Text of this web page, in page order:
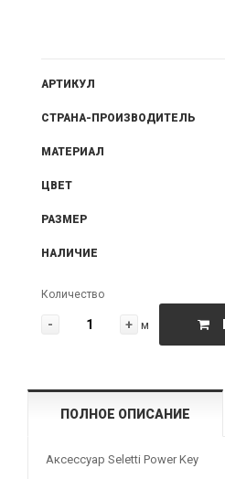
АРТИКУЛ
СТРАНА-ПРОИЗВОДИТЕЛЬ
МАТЕРИАЛ
ЦВЕТ
РАЗМЕР
НАЛИЧИЕ
Количество
- + м
ПОЛНОЕ ОПИСАНИЕ
Аксессуар Seletti Power Key